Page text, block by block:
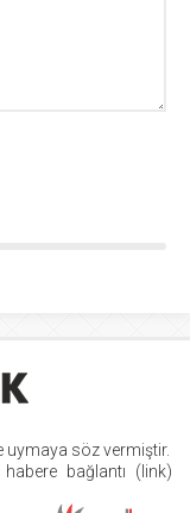
uymaya söz vermiştir.
bağlantı (link)